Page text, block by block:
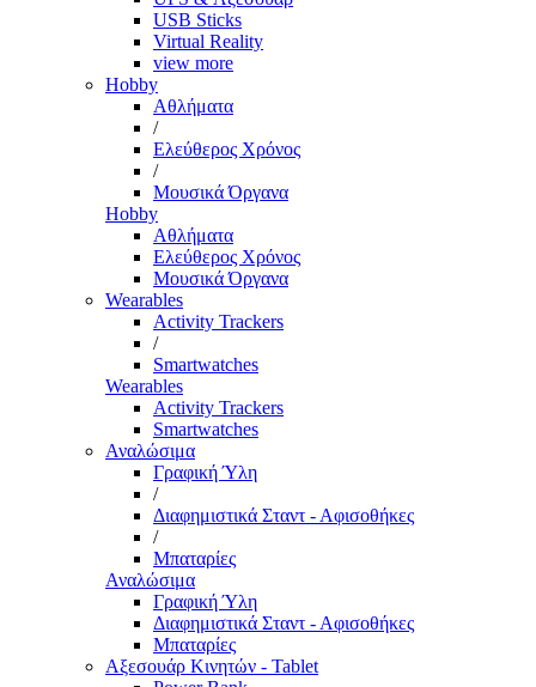
USB Sticks
Virtual Reality
view more
Hobby
Αθλήματα
/
Ελεύθερος Χρόνος
/
Μουσικά Όργανα
Hobby
Αθλήματα
Ελεύθερος Χρόνος
Μουσικά Όργανα
Wearables
Activity Trackers
/
Smartwatches
Wearables
Activity Trackers
Smartwatches
Αναλώσιμα
Γραφική Ύλη
/
Διαφημιστικά Σταντ - Αφισοθήκες
/
Μπαταρίες
Αναλώσιμα
Γραφική Ύλη
Διαφημιστικά Σταντ - Αφισοθήκες
Μπαταρίες
Αξεσουάρ Κινητών - Tablet